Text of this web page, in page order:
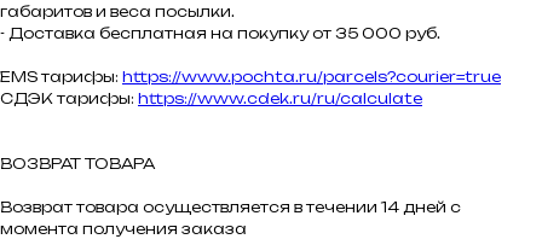
габаритов и веса посылки.
- Доставка бесплатная на покупку от 35 000 руб.
EMS тарифы: https://www.pochta.ru/parcels?courier=true
СДЭК тарифы: https://www.cdek.ru/ru/calculate
ВОЗВРАТ ТОВАРА
Возврат товара осуществляется в течении 14 дней с
момента получения заказа